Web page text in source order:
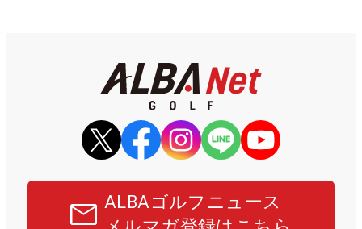
ALBAゴルフニュース